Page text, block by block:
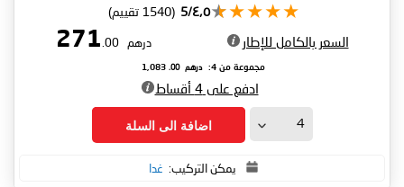
٤٫٥/5 (1540 تقييم)
السعر بالكامل للإطار درهم 271
.00
مجموعة من 4: درهم 1,083
.00
ادفع على 4 أقساط
اضافة الى السلة
يمكن التركيب: غدا